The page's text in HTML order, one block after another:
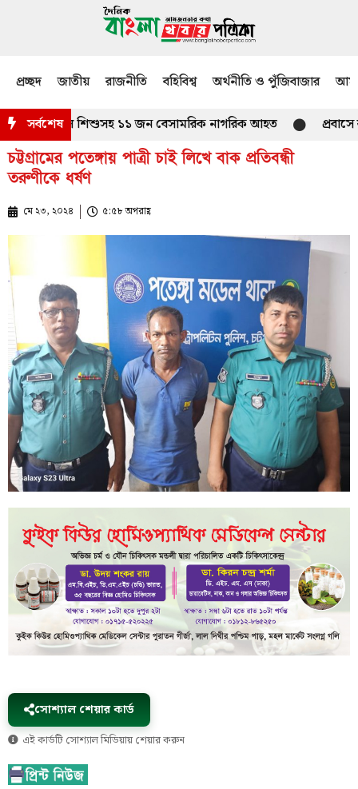
প্রচ্ছদ জাতীয় রাজনীতি বহিবিশ্ব অর্থনীতি ও পুঁজিবাজার
সর্বশেষশিশুসহ ১১ জন বেসামরিক নাগরিক আহত প্রবাসে
চট্টগ্রামের পতেঙ্গায় পাত্রী চাই লিখে বাক প্রতিবন্ধী
তরুণীকে ধর্ষণ
মে ২৩, ২০২৪ ৫:৫৮ অপরাহ্ণ
সোশ্যাল শেয়ার কার্ড
এই কার্ডটি সোশ্যাল মিডিয়ায় শেয়ার করুন